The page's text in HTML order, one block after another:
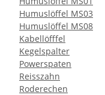
Humuslöffel MS03
Humuslöffel MS08
Kabellöfffel
Kegelspalter
Powerspaten
Reisszahn
Roderechen